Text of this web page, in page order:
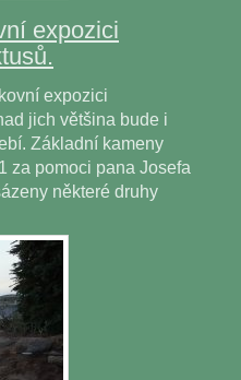
expozici
expozici
jich většina bude i
Základní kameny
za pomoci pana Josefa
některé druhy